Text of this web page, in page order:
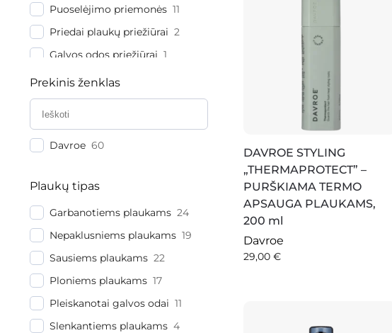
DAVROE STYLING
„THERMAPROTECT” –
PURŠKIAMA TERMO
APSAUGA PLAUKAMS,
200 ml
Davroe
29,00€
Puoselėjimo priemonės 11
Priedai plaukų priežiūrai 2
Galvos odos priežiūrai 1
Plaukų kremai
Nenuplaunamos
priemonės
4
Plaukų aliejukai 2
Plaukų formavimo
priemonės
Plaukų formavimo kremai 4
Plaukų putos 1
Plaukų purškikliai 4
Sausi šampūnai 1
Kitos formavimo
Prekinis ženklas
Davroe 60
Plaukų tipas
Garbanotiems plaukams 24
Nepaklusniems plaukams 19
Sausiems plaukams 22
Ploniems plaukams 17
Pleiskanotai galvos odai 11
Slenkantiems plaukams 4